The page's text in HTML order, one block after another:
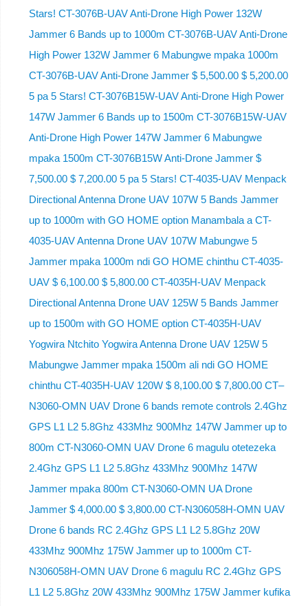
Stars! CT-3076B-UAV Anti-Drone High Power 132W
Jammer 6 Bands up to 1000m CT-3076B-UAV Anti-Drone
High Power 132W Jammer 6 Mabungwe mpaka 1000m
CT-3076B-UAV Anti-Drone Jammer $ 5,500.00 $ 5,200.00
5 pa 5 Stars! CT-3076B15W-UAV Anti-Drone High Power
147W Jammer 6 Bands up to 1500m CT-3076B15W-UAV
Anti-Drone High Power 147W Jammer 6 Mabungwe
mpaka 1500m CT-3076B15W Anti-Drone Jammer $
7,500.00 $ 7,200.00 5 pa 5 Stars! CT-4035-UAV Menpack
Directional Antenna Drone UAV 107W 5 Bands Jammer
up to 1000m with GO HOME option Manambala a CT-
4035-UAV Antenna Drone UAV 107W Mabungwe 5
Jammer mpaka 1000m ndi GO HOME chinthu CT-4035-
UAV $ 6,100.00 $ 5,800.00 CT-4035H-UAV Menpack
Directional Antenna Drone UAV 125W 5 Bands Jammer
up to 1500m with GO HOME option CT-4035H-UAV
Yogwira Ntchito Yogwira Antenna Drone UAV 125W 5
Mabungwe Jammer mpaka 1500m ali ndi GO HOME
chinthu CT-4035H-UAV 120W $ 8,100.00 $ 7,800.00 CT–
N3060-OMN UAV Drone 6 bands remote controls 2.4Ghz
GPS L1 L2 5.8Ghz 433Mhz 900Mhz 147W Jammer up to
800m CT-N3060-OMN UAV Drone 6 magulu otetezeka
2.4Ghz GPS L1 L2 5.8Ghz 433Mhz 900Mhz 147W
Jammer mpaka 800m CT-N3060-OMN UA Drone
Jammer $ 4,000.00 $ 3,800.00 CT-N306058H-OMN UAV
Drone 6 bands RC 2.4Ghz GPS L1 L2 5.8Ghz 20W
433Mhz 900Mhz 175W Jammer up to 1000m CT-
N306058H-OMN UAV Drone 6 magulu RC 2.4Ghz GPS
L1 L2 5.8Ghz 20W 433Mhz 900Mhz 175W Jammer kufika